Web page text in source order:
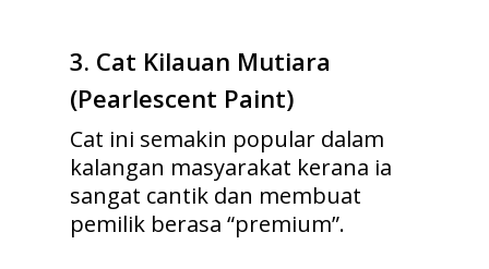
3. Cat Kilauan Mutiara
(Pearlescent Paint)
Cat ini semakin popular dalam
kalangan masyarakat kerana ia
sangat cantik dan membuat
pemilik berasa “premium”.